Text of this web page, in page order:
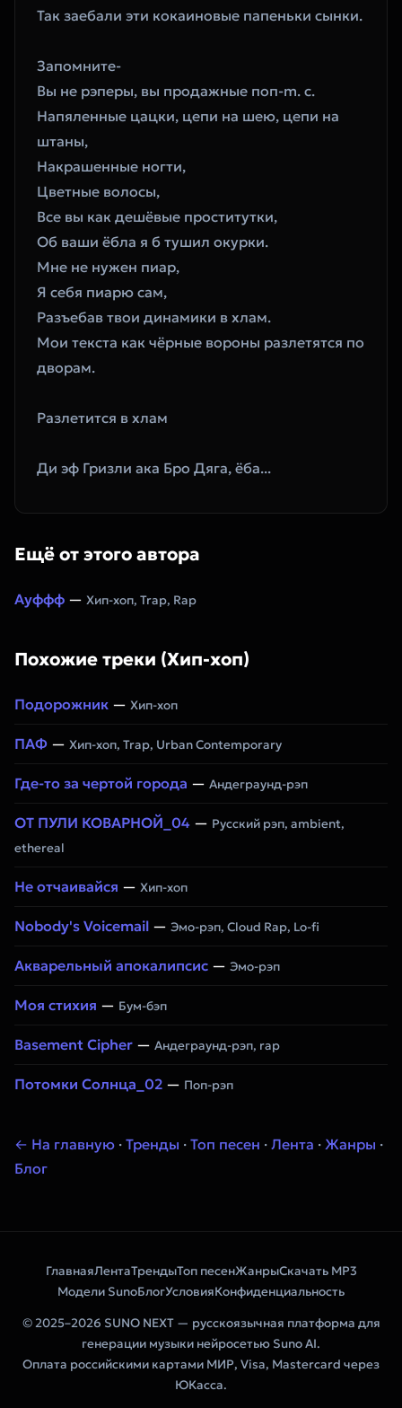
Так заебали эти кокаиновые папеньки сынки.
Запомните-
Вы не рэперы, вы продажные поп-m. c.
Напяленные цацки, цепи на шею, цепи на
штаны,
Накрашенные ногти,
Цветные волосы,
Все вы как дешёвые проститутки,
Об ваши ёбла я б тушил окурки.
Мне не нужен пиар,
Я себя пиарю сам,
Разъебав твои динамики в хлам.
Мои текста как чёрные вороны разлетятся по
дворам.
Разлетится в хлам
Ди эф Гризли ака Бро Дяга, ёба...
Ещё от этого автора
Ауффф — Хип-хоп, Trap, Rap
Похожие треки (Хип-хоп)
Подорожник — Хип-хоп
ПАФ — Хип-хоп, Trap, Urban Contemporary
Где-то за чертой города — Андеграунд-рэп
ОТ ПУЛИ КОВАРНОЙ_04 — Русский рэп, ambient,
ethereal
Не отчаивайся — Хип-хоп
Nobody's Voicemail — Эмо-рэп, Cloud Rap, Lo-fi
Акварельный апокалипсис — Эмо-рэп
Моя стихия — Бум-бэп
Basement Cipher — Андеграунд-рэп, rap
Потомки Солнца_02 — Поп-рэп
← На главную · Тренды · Топ песен · Лента · Жанры ·
Блог
ГлавнаяЛентаТрендыТоп песенЖанрыСкачать MP3
Модели SunoБлогУсловияКонфиденциальность
© 2025–2026 SUNO NEXT — русскоязычная платформа для
генерации музыки нейросетью Suno AI.
Оплата российскими картами МИР, Visa, Mastercard через
ЮКасса.